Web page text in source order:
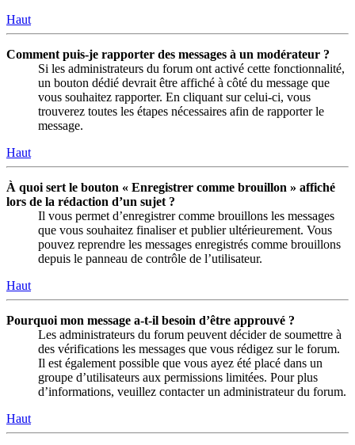
Haut
Comment puis-je rapporter des messages à un modérateur ?
Si les administrateurs du forum ont activé cette fonctionnalité,
un bouton dédié devrait être affiché à côté du message que
vous souhaitez rapporter. En cliquant sur celui-ci, vous
trouverez toutes les étapes nécessaires afin de rapporter le
message.
Haut
À quoi sert le bouton « Enregistrer comme brouillon » affiché
lors de la rédaction d’un sujet ?
Il vous permet d’enregistrer comme brouillons les messages
que vous souhaitez finaliser et publier ultérieurement. Vous
pouvez reprendre les messages enregistrés comme brouillons
depuis le panneau de contrôle de l’utilisateur.
Haut
Pourquoi mon message a-t-il besoin d’être approuvé ?
Les administrateurs du forum peuvent décider de soumettre à
des vérifications les messages que vous rédigez sur le forum.
Il est également possible que vous ayez été placé dans un
groupe d’utilisateurs aux permissions limitées. Pour plus
d’informations, veuillez contacter un administrateur du forum.
Haut